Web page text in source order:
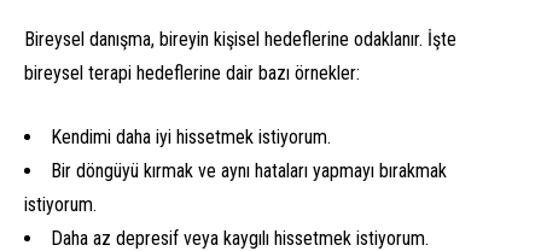
Bireysel danışma, bireyin kişisel hedeflerine odaklanır. İşte
bireysel terapi hedeflerine dair bazı örnekler:
Kendimi daha iyi hissetmek istiyorum.
Bir döngüyü kırmak ve aynı hataları yapmayı bırakmak
istiyorum.
Daha az depresif veya kaygılı hissetmek istiyorum.